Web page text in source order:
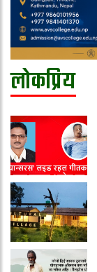
लोकप्रिय